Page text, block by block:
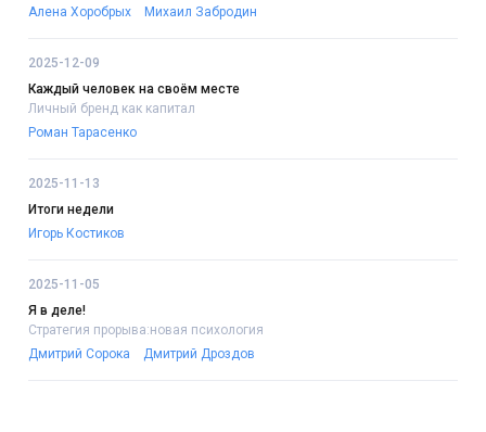
Алена Хоробрых
Михаил Забродин
2025-12-09
Каждый человек на своём месте
Личный бренд как капитал
Роман Тарасенко
2025-11-13
Итоги недели
Игорь Костиков
2025-11-05
Я в деле!
Стратегия прорыва:новая психология
Дмитрий Сорока
Дмитрий Дроздов